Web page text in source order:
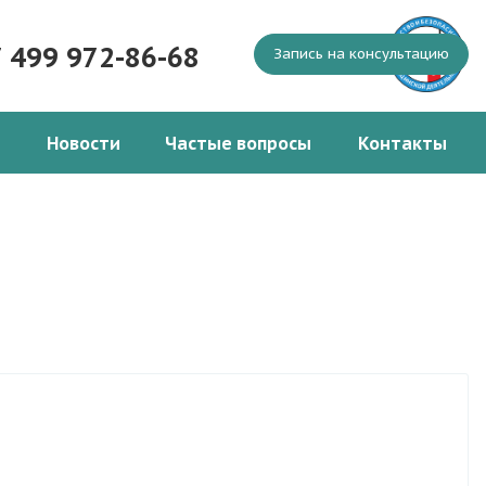
Запись на консультацию
499 972-86-68
Новости Частые вопросы Контакты